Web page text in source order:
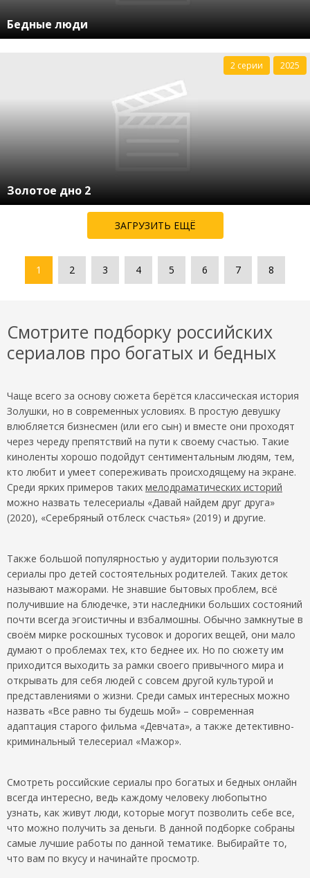
Бедные люди
Золотое дно 2
2 серии 2025
ЗАГРУЗИТЬ ЕЩЁ
1 2 3 4 5 6 7 8
Смотрите подборку российских
сериалов про богатых и бедных
Чаще всего за основу сюжета берётся классическая история
Золушки, но в современных условиях. В простую девушку
влюбляется бизнесмен (или его сын) и вместе они проходят
через череду препятствий на пути к своему счастью. Такие
киноленты хорошо подойдут сентиментальным людям, тем,
кто любит и умеет сопереживать происходящему на экране.
Среди ярких примеров таких мелодраматических историй
можно назвать телесериалы «Давай найдем друг друга»
(2020), «Серебряный отблеск счастья» (2019) и другие.
Также большой популярностью у аудитории пользуются
сериалы про детей состоятельных родителей. Таких деток
называют мажорами. Не знавшие бытовых проблем, всё
получившие на блюдечке, эти наследники больших состояний
почти всегда эгоистичны и взбалмошны. Обычно замкнутые в
своём мирке роскошных тусовок и дорогих вещей, они мало
думают о проблемах тех, кто беднее их. Но по сюжету им
приходится выходить за рамки своего привычного мира и
открывать для себя людей с совсем другой культурой и
представлениями о жизни. Среди самых интересных можно
назвать «Все равно ты будешь мой» – современная
адаптация старого фильма «Девчата», а также детективно-
криминальный телесериал «Мажор».
Смотреть российские сериалы про богатых и бедных онлайн
всегда интересно, ведь каждому человеку любопытно
узнать, как живут люди, которые могут позволить себе все,
что можно получить за деньги. В данной подборке собраны
самые лучшие работы по данной тематике. Выбирайте то,
что вам по вкусу и начинайте просмотр.